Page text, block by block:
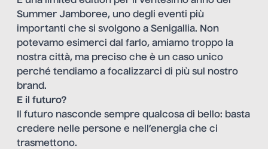
Summer Jamboree, uno degli eventi più
importanti che si svolgono a Senigallia. Non
potevamo esimerci dal farlo, amiamo troppo la
nostra città, ma preciso che è un caso unico
perché tendiamo a focalizzarci di più sul nostro
brand.
E il futuro?
Il futuro nasconde sempre qualcosa di bello: basta
credere nelle persone e nell’energia che ci
trasmettono.